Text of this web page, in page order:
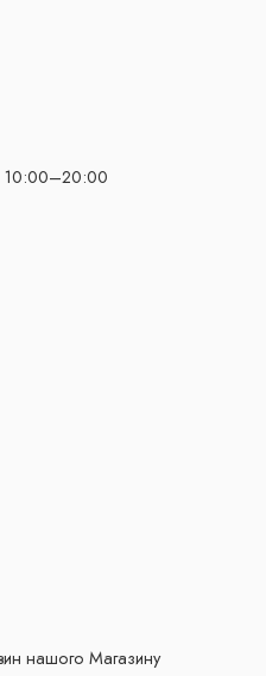
10:00–20:00
нашого Магазину